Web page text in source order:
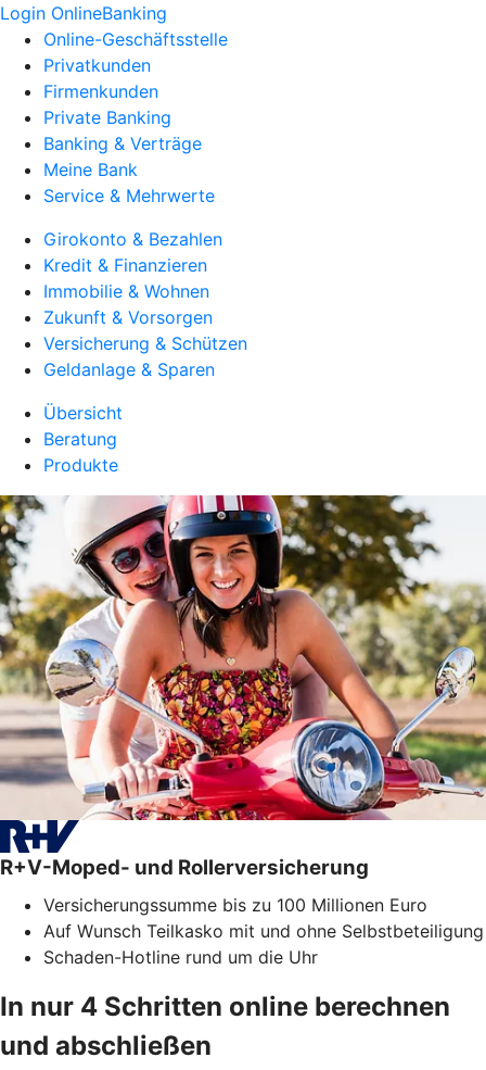
Login OnlineBanking
Online-Geschäftsstelle
Privatkunden
Firmenkunden
Private Banking
Banking & Verträge
Meine Bank
Service & Mehrwerte
Girokonto & Bezahlen
Kredit & Finanzieren
Immobilie & Wohnen
Zukunft & Vorsorgen
Versicherung & Schützen
Geldanlage & Sparen
Übersicht
Beratung
Produkte
R+V-Moped- und Rollerversicherung
Versicherungssumme bis zu 100 Millionen Euro
Auf Wunsch Teilkasko mit und ohne Selbstbeteiligung
Schaden-Hotline rund um die Uhr
In nur 4 Schritten online berechnen
und abschließen